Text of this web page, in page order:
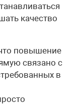
качество
повышение
связано с
в